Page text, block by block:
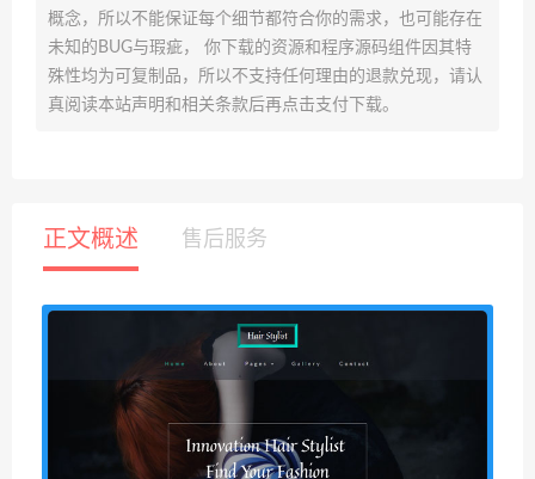
概念，所以不能保证每个细节都符合你的需求，也可能存在
未知的BUG与瑕疵， 你下载的资源和程序源码组件因其特
殊性均为可复制品，所以不支持任何理由的退款兑现，请认
真阅读本站声明和相关条款后再点击支付下载。
正文概述 售后服务